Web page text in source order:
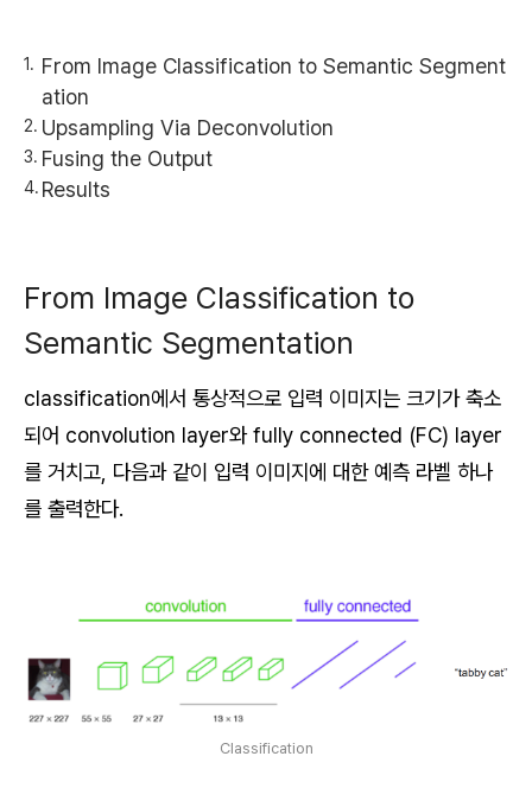
From Image Classification to Semantic Segment
ation
Upsampling Via Deconvolution
Fusing the Output
Results
From Image Classification to
Semantic Segmentation
classification에서 통상적으로 입력 이미지는 크기가 축소
되어 convolution layer와 fully connected (FC) layer
를 거치고, 다음과 같이 입력 이미지에 대한 예측 라벨 하나
를 출력한다.
Classification